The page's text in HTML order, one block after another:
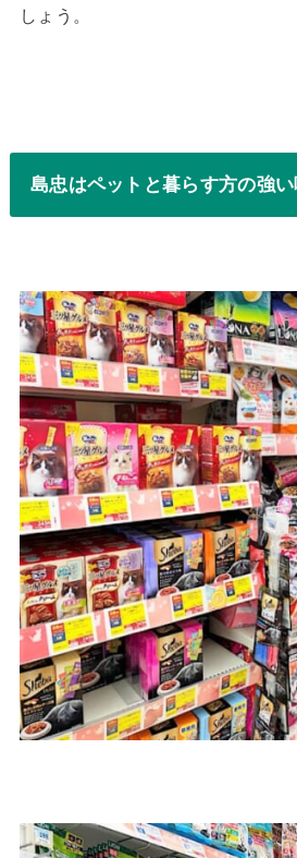
しょう。
島忠はペットと暮らす方の強い